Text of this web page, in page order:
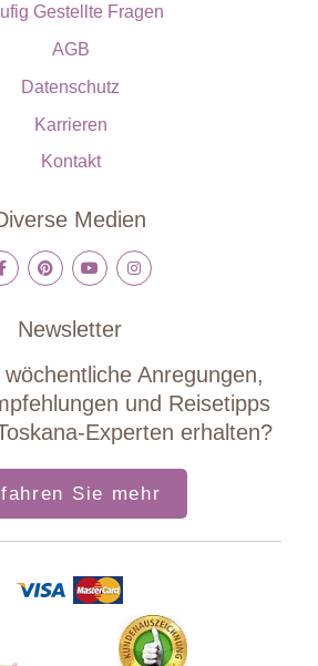
Gestellte Fragen
AGB
Datenschutz
Karrieren
Kontakt
Medien
Newsletter
Anregungen,
und Reisetipps
Experten erhalten?
Sie mehr